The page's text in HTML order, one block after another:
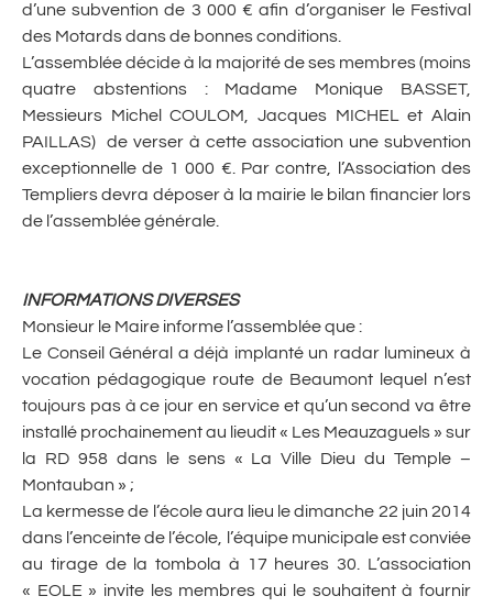
d’une subvention de 3 000 € afin d’organiser le Festival
des Motards dans de bonnes conditions.
L’assemblée décide à la majorité de ses membres (moins
quatre abstentions : Madame Monique BASSET,
Messieurs Michel COULOM, Jacques MICHEL et Alain
PAILLAS) de verser à cette association une subvention
exceptionnelle de 1 000 €. Par contre, l’Association des
Templiers devra déposer à la mairie le bilan financier lors
de l’assemblée générale.
INFORMATIONS DIVERSES
Monsieur le Maire informe l’assemblée que :
Le Conseil Général a déjà implanté un radar lumineux à
vocation pédagogique route de Beaumont lequel n’est
toujours pas à ce jour en service et qu’un second va être
installé prochainement au lieudit « Les Meauzaguels » sur
la RD 958 dans le sens « La Ville Dieu du Temple –
Montauban » ;
La kermesse de l’école aura lieu le dimanche 22 juin 2014
dans l’enceinte de l’école, l’équipe municipale est conviée
au tirage de la tombola à 17 heures 30. L’association
« EOLE » invite les membres qui le souhaitent à fournir